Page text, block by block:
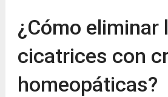
¿Cómo eliminar
cicatrices con
homeopáticas?